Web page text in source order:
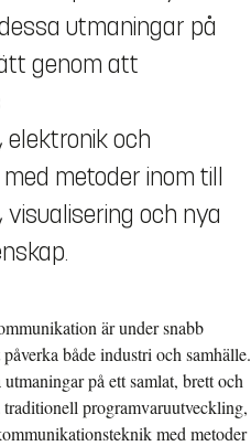
utmaningar på
genom att
och
metoder inom till
och nya
är under snabb
både industri och samhälle.
på ett samlat, brett och
programvaruutveckling,
med metoder